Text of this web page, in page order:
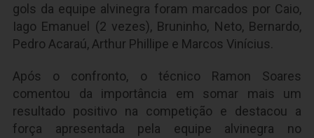
gols da equipe alvinegra foram marcados por Caio,
Iago Emanuel (2 vezes), Bruninho, Neto, Bernardo,
Pedro Acaraú, Arthur Phillipe e Marcos Vinícius.
Após o confronto, o técnico Ramon Soares
comentou da importância em somar mais um
resultado positivo na competição e destacou a
força apresentada pela equipe alvinegra no